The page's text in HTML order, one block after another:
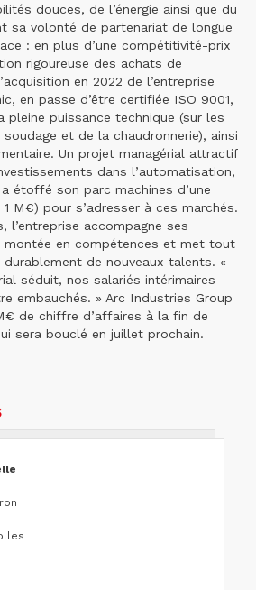
douces, de l’énergie ainsi que du
sa volonté de partenariat de longue
: en plus d’une compétitivité-prix
rigoureuse des achats de
en 2022 de l’entreprise
en passe d’être certifiée ISO 9001,
pleine puissance technique (sur les
et de la chaudronnerie), ainsi
Un projet managérial attractif
dans l’automatisation,
étoffé son parc machines d’une
M€) pour s’adresser à ces marchés.
l’entreprise accompagne ses
montée en compétences et met tout
de nouveaux talents. «
séduit, nos salariés intérimaires
embauchés. » Arc Industries Group
de chiffre d’affaires à la fin de
sera bouclé en juillet prochain.